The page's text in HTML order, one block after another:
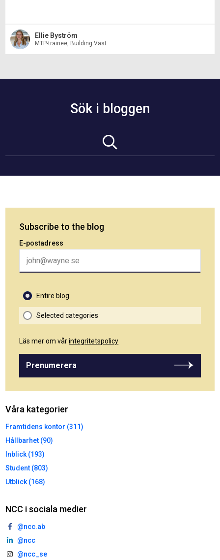
Ellie Byström
MTP-trainee, Building Väst
Sök i bloggen
Subscribe to the blog
E-postadress
Entire blog
Selected categories
Läs mer om vårintegritetspolicy
Prenumerera
Våra kategorier
Framtidens kontor (311)
Hållbarhet (90)
Inblick (193)
Student (803)
Utblick (168)
NCC i sociala medier
@ncc.ab
@ncc
@ncc_se